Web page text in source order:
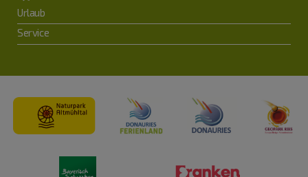
Urlaub
Service